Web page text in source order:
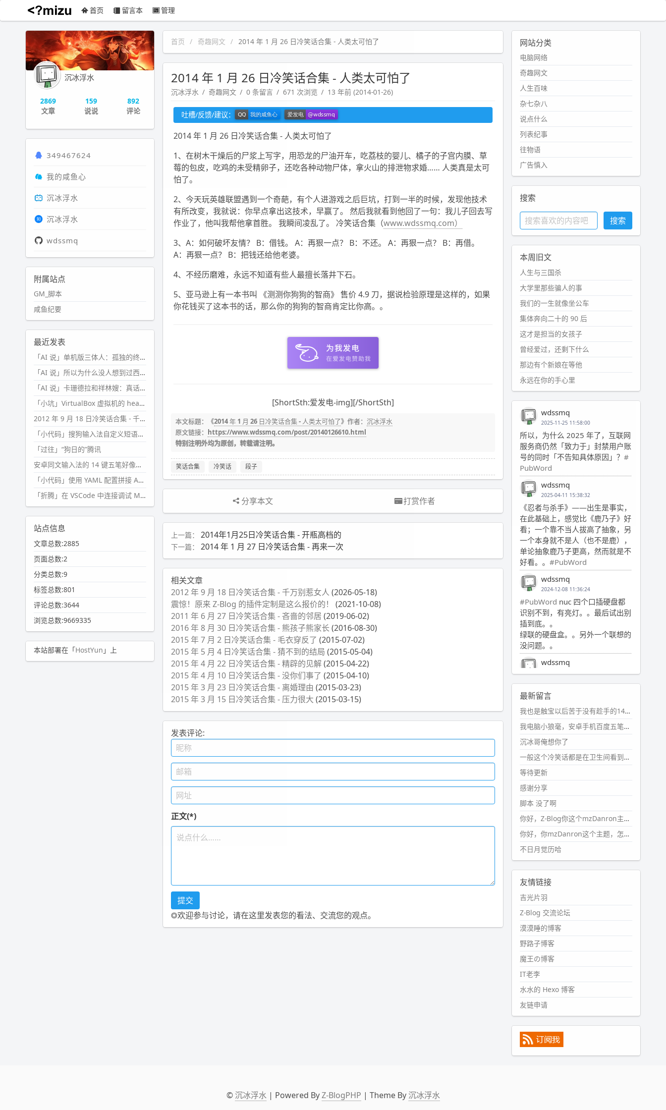
沉冰浮水 首页 留言本 管理
首页 奇趣网文 2014 年 1 月 26 日冷笑话合集 - 人类太可怕了
2014 年 1 月 26 日冷笑话合集 - 人类太可怕了
沉冰浮水 奇趣网文 0 条留言 671 次浏览 13 年前 (2014-01-26)
吐槽/反馈/建议：
2014 年 1 月 26 日冷笑话合集 - 人类太可怕了
1、在树木干燥后的尸浆上写字，用恐龙的尸油开车，吃荔枝的婴儿、橘子的子宫内膜、草
莓的包皮，吃鸡的未受精卵子，还吃各种动物尸体，拿火山的排泄物求婚…… 人类真是太可
怕了。
2、今天玩英雄联盟遇到一个奇葩，有个人进游戏之后巨坑，打到一半的时候，发现他技术
有所改变，我就说：你早点拿出这技术，早赢了。 然后我就看到他回了一句：我儿子回去写
作业了，他叫我帮他拿首胜。 我瞬间凌乱了。
冷笑话合集（www.wdssmq.com）
3、A：如何破坏友情？ B：借钱。 A：再狠一点？ B：不还。 A：再狠一点？ B：再借。
A：再狠一点？ B：把钱还给他老婆。
4、不经历磨难，永远不知道有些人最擅长落井下石。
5、亚马逊上有一本书叫 《测测你狗狗的智商》 售价 4.9 刀，据说检验原理是这样的，如果
你花钱买了这本书的话，那么你的狗狗的智商肯定比你高。。
[ShortSth:爱发电-img][/ShortSth]
本文标题：《2014 年 1 月 26 日冷笑话合集 - 人类太可怕了》作者： 沉冰浮水
原文链接： https://www.wdssmq.com/post/20140126610.html
特别注明外均为原创，转载请注明。
笑话合集 冷笑话 段子
分享本文 打赏作者
上一篇： 2014年1月25日冷笑话合集 - 开瓶高档的
下一篇： 2014 年 1 月 27 日冷笑话合集 - 再来一次
相关文章
2012 年 9 月 18 日冷笑话合集 - 千万别惹女人 (2026-05-18)
震惊！原来 Z-Blog 的插件定制是这么报价的！
(2021-10-08)
2011 年 6 月 27 日冷笑话合集 - 吝啬的邻居 (2019-06-02)
2016 年 8 月 30 日冷笑话合集 - 熊孩子熊家长 (2016-08-30)
2015 年 7 月 2 日冷笑话合集 - 毛衣穿反了 (2015-07-02)
2015 年 5 月 4 日冷笑话合集 - 猜不到的结局 (2015-05-04)
2015 年 4 月 22 日冷笑话合集 - 精辟的见解(2015-04-22)
2015 年 4 月 10 日冷笑话合集 - 没你们事了 (2015-04-10)
2015 年 3 月 23 日冷笑话合集 - 离婚理由 (2015-03-23)
2015 年 3 月 15 日冷笑话合集 - 压力很大 (2015-03-15)
发表评论:
正文(*)
◎欢迎参与讨论，请在这里发表您的看法、交流您的观点。
沉冰浮水
2869
文章
159
说说
892
评论
349467624
我的咸鱼心
沉冰浮水
沉冰浮水
wdssmq
附属站点
GM_脚本
咸鱼纪要
最近发表
「AI 说」单机版三体人：孤独的终极形态
「AI 说」所以为什么没人想到过西西弗斯的膝盖状态？
「AI 说」卡珊德拉和祥林嫂：真话者的悲剧
「小坑」VirtualBox 虚拟机的 headless 启动方式
2012 年 9 月 18 日冷笑话合集 - 千万别惹女人
「小代码」搜狗输入法自定义短语分片管理「Python」
「过往」“狗日的”腾讯
安卓同文输入法的 14 键五笔好像终于能用了?
「小代码」使用 YAML 配置拼接 AI 提示词，随机及条件语句
「折腾」在 VSCode 中连接调试 Microsoft Edge
站点信息
文章总数:2885
页面总数:2
分类总数:9
标签总数:801
评论总数:3644
浏览总数:9669335
本站部署在「HostYun 」上
网站分类
电脑网络
奇趣网文
人生百味
杂七杂八
说点什么
列表纪事
往物语
广告慎入
搜索
本周旧文
人生与三国杀
大学里那些骗人的事
我们的一生就像坐公车
集体奔向二十的 90 后
这才是担当的女孩子
曾经爱过，还剩下什么
那边有个新娘在等他
永远在你的手心里
wdssmq
2025-11-25 11:58:00
所以，为什么 2025 年了，互联网
服务商仍然「致力于」封禁用户账
号的同时「不告知具体原因」？ #
PubWord
wdssmq
2025-04-11 15:38:32
《忍者与杀手》——出生是事实，
在此基础上，感觉比《鹿乃子》好
看；一个靠不当人拔高了抽象，另
一个本身就不是人（也不是鹿），
单论抽象鹿乃子更高，然而就是不
好看。。 #PubWord
wdssmq
2024-12-08 11:36:24
#PubWord nuc 四个口插硬盘都
识别不到，有亮灯。。最后试出别
插到底。。
绿联的硬盘盒。。另外一个联想的
没问题。。
wdssmq
2024-11-19 17:31:51
#PubWord近期观影记录：超级
马里奥，死侍与金刚狼。。
wdssmq
2024-10-08 10:12:25
#PubWord搬家也告一段落，虽
然搬过来的东西还得归置，新衣柜
虽说已经散俩月味儿了，但还是不
想放衣服进去。
wdssmq
2024-09-23 21:00:49
#PubWord
一次？？碎雨集_沉冰浮水_第1页
https://www.wdssmq.com/ta
g/%E7%A2%8E%E9%9B%A8%E
9%9B%86/
wdssmq
2024-09-23 20:58:40
话，2024 年目前只发了 13 条
嘟？？？？
wdssmq
2024-09-15 10:32:07
#PubWordVSCode 内 git 操作卡
住的时候没办法主动取消一直是个
痛点，一般都是推送或拉取，今天
连提交都卡了。。
wdssmq
#PubWord又一个夏天过去了，
所以今年也没买防水鞋套；然后天
凉了，为了应对踢被子买了睡袋，
不知道 1.2 米会不会略窄。。
最新留言
我也是触宝以后苦于没有趁手的14键五笔键盘久矣上面那位兄台用的百度双键点划布局我也用过很久，那个皮肤做得很粗糙，个别键位的触发区域是错位的，快速打字时很容易出错，修改它的皮肤文件校正后勉强能用，但早年出的皮肤分辨率太低，实在谈不上美观。百度小米定制版的商店里有一个"小黑板"皮肤还不错(百度官方输入法商店里没有)，但那个风格我不喜欢这两天找到了一个叫"森林集"的公众号，开发了海量的皮肤，很多都有14键版本，付费但很便宜，几块钱，终于有自己满意的输入法了搜了一下，这个工作室还是百度的官方合作伙伴，不知道为什么14键作品都不在官方商店上架，难道是百度官方在刻意放弃14键？
我电脑小狼毫，安卓手机百度五笔，皮肤用的双键点划，挺好的。
沉冰哥俺想你了
一般这个冷笑话都是在卫生间看到的多
等待更新
感谢分享
脚本 没了啊
你好，Z-Blog你这个mzDanron主题，怎么去除文章标题图像和文章摘要，仅显示标题，感谢回复！
你好，你mzDanron这个主题，怎么去除文章标题的图像和文章摘要！仅显示标题，感谢回复解决！
不日月觉历哈
友情链接
吉光片羽
Z-Blog 交流论坛
漠漠睡的博客
野路子博客
魔王の博客
IT老李
水水的 Hexo 博客
友链申请
© 沉冰浮水| Powered ByZ-BlogPHP | Theme By 沉冰浮水